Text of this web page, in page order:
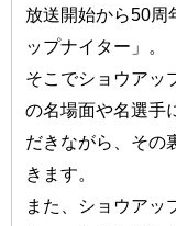
放送開始から50周
ップナイター」。
そこでショウアッ
の名場面や名選手
だきながら、その
きます。
また、ショウアッ